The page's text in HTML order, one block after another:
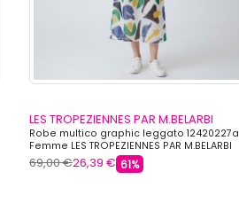
LES TROPEZIENNES PAR M.BELARBI
Robe multico graphic leggato 12420227a
Femme LES TROPEZIENNES PAR M.BELARBI
69,00 €26,39 € 61%